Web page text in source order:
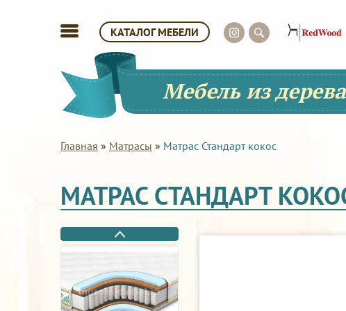
КАТАЛОГ МЕБЕЛИ
Мебель из
Главная » Матрасы » Матрас Стандарт кокос
МАТРАС СТАНДАРТ